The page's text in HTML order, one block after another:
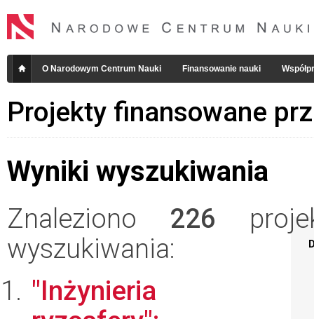
O Narodowym Centrum Nauki Finansowanie nauki
Projekty finansowane
Wyniki wyszukiwania
Znaleziono 226
wyszukiwania:
"Inżynieria